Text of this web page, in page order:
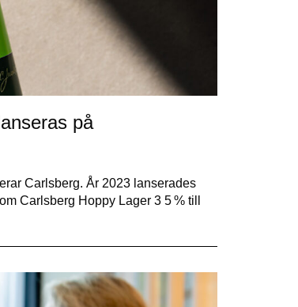
på
Carlsberg. År 2023 lanserades
Carlsberg Hoppy Lager 3 5 % till